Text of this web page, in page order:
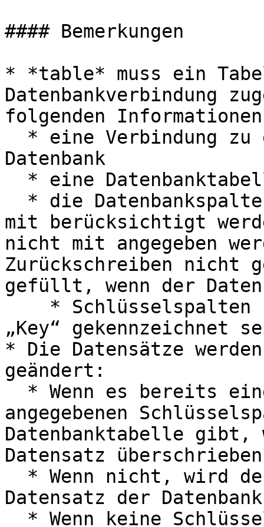
#### Bemerkungen
* *table* muss ein
Datenbankverbindung
folgenden
Datenbank
mit berücksichtigt
nicht mit angegeben
Zurückschreiben nicht
gefüllt, wenn der
„Key“ gekennzeichnet
* Die Datensätze
geändert:
angegebenen
Datenbanktabelle gibt,
Datensatz
Datensatz der